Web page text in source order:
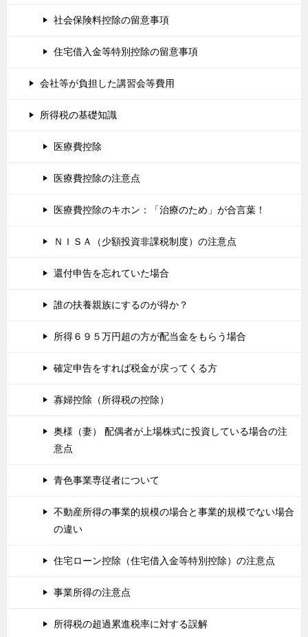
社会保険料控除の留意事項
住宅借入金等特別控除の留意事項
会社等が負担した講習会等費用
所得税の基礎知識
医療費控除
医療費控除の注意点
医療費控除のキホン：「治療のため」が合言葉！
ＮＩＳＡ（少額投資非課税制度）の注意点
還付申告を忘れていた場合
誰の扶養親族にするのが得か？
所得６９５万円超の方が配当金をもらう場合
確定申告をすれば税金が戻ってくる方
寡婦控除（所得税の控除）
奥様（妻） 配偶者が上場株式に投資している場合の注
意点
青色事業専従者について
不動産所得の事業的規模の場合と事業的規模でない場合
の違い
住宅ローン控除（住宅借入金等特別控除）の注意点
事業所得の注意点
所得税の超過累進税率に対する誤解